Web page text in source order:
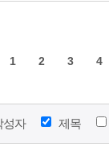
1 2 3 4
성자 제목